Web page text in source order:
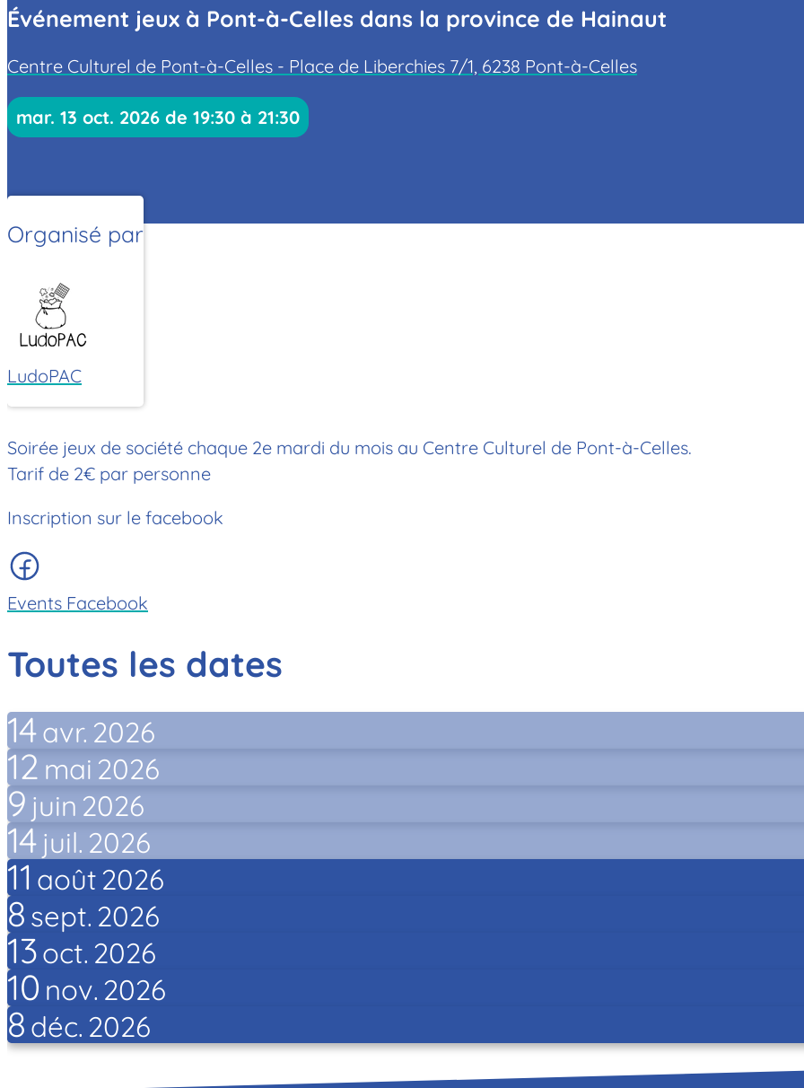
Événement jeux à Pont-à-Celles dans la province de Hainaut
Centre Culturel de Pont-à-Celles - Place de Liberchies 7/1, 6238 Pont-à-Celles
mar. 13 oct. 2026 de 19:30 à 21:30
Organisé par
LudoPAC
Soirée jeux de société chaque 2e mardi du mois au Centre Culturel de Pont-à-Celles.
Tarif de 2€ par personne
Inscription sur le facebook
Events Facebook
Toutes les dates
14avr. 2026
12 mai 2026
9 juin 2026
14 juil. 2026
11 août 2026
8 sept. 2026
13oct. 2026
10 nov. 2026
8 déc. 2026